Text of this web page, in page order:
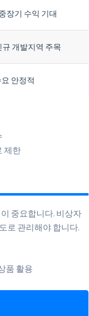
장기 수익 기대
개발지역 주목
안정적
제한
중요합니다. 비상자
로 관리해야 합니다.
품 활용